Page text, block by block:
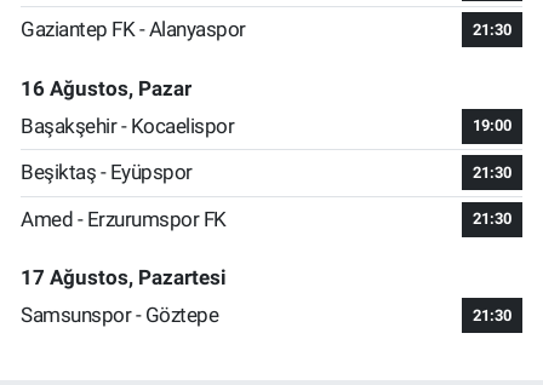
Gaziantep FK - Alanyaspor 21:30
16 Ağustos, Pazar
Başakşehir - Kocaelispor
19:00
Beşiktaş - Eyüpspor 21:30
Amed - Erzurumspor FK 21:30
17 Ağustos, Pazartesi
Samsunspor - Göztepe
21:30